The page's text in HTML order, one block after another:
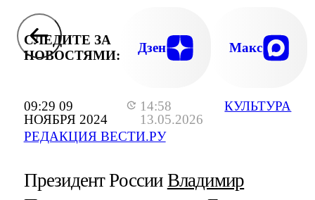
09:29 09
НОЯБРЯ 2024
14:58
13.05.2026
РЕДАКЦИЯ ВЕСТИ.РУ
КУЛЬТУРА
СЛЕДИТЕ ЗА
НОВОСТЯМИ:
Дзен Макс
Президент России Владимир